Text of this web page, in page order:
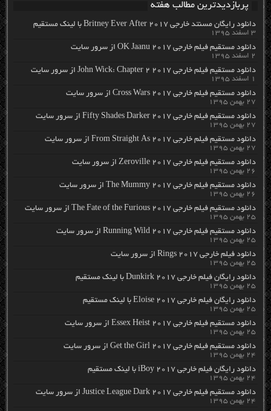
پربازدیدترین مطالب هفته
دانلود رایگان مسنتد خارجی Britney Ever After 2017 با لینک مستقیم
۳ اسفند ۱۳۹۵
دانلود مستقیم فیلم خارجی OK Jaanu 2017 از سرور سایت
۲ اسفند ۱۳۹۵
دانلود مستقیم فیلم خارجی John Wick: Chapter 2 2017 از سرور سایت
۱ اسفند ۱۳۹۵
دانلود مستقیم فیلم خارجی Cross Wars 2017 از سرور سایت
۲۷ بهمن ۱۳۹۵
دانلود مستقیم فیلم خارجی Fifty Shades Darker 2017 از سرور سایت
۲۷ بهمن ۱۳۹۵
دانلود مستقیم فیلم خارجی From Straight As 2017 از سرور سایت
۲۷ بهمن ۱۳۹۵
دانلود مستقیم فیلم خارجی Zeroville 2017 از سرور سایت
۲۶ بهمن ۱۳۹۵
دانلود مستقیم فیلم خارجی The Mummy 2017 از سرور سایت
۲۶ بهمن ۱۳۹۵
دانلود مستقیم فیلم خارجی The Fate of the Furious 2017 از سرور سایت
۲۵ بهمن ۱۳۹۵
دانلود مستقیم فیلم خارجی Running Wild 2017 از سرور سایت
۲۵ بهمن ۱۳۹۵
دانلود فیلم خارجی Rings 2017 از سرور سایت
۲۵ بهمن ۱۳۹۵
دانلود رایگان فیلم خارجی Dunkirk 2017 با لینک مستقیم
۲۵ بهمن ۱۳۹۵
دانلود رایگان فیلم خارجی Eloise 2017 با لینک مستقیم
۲۵ بهمن ۱۳۹۵
دانلود مستقیم فیلم خارجی Essex Heist 2017 از سرور سایت
۲۵ بهمن ۱۳۹۵
دانلود مستقیم فیلم خارجی Get the Girl 2017 از سرور سایت
۲۴ بهمن ۱۳۹۵
دانلود رایگان فیلم خارجی iBoy 2017 با لینک مستقیم
۲۴ بهمن ۱۳۹۵
دانلود مستقیم فیلم خارجی Justice League Dark 2017 از سرور سایت
۲۴ بهمن ۱۳۹۵